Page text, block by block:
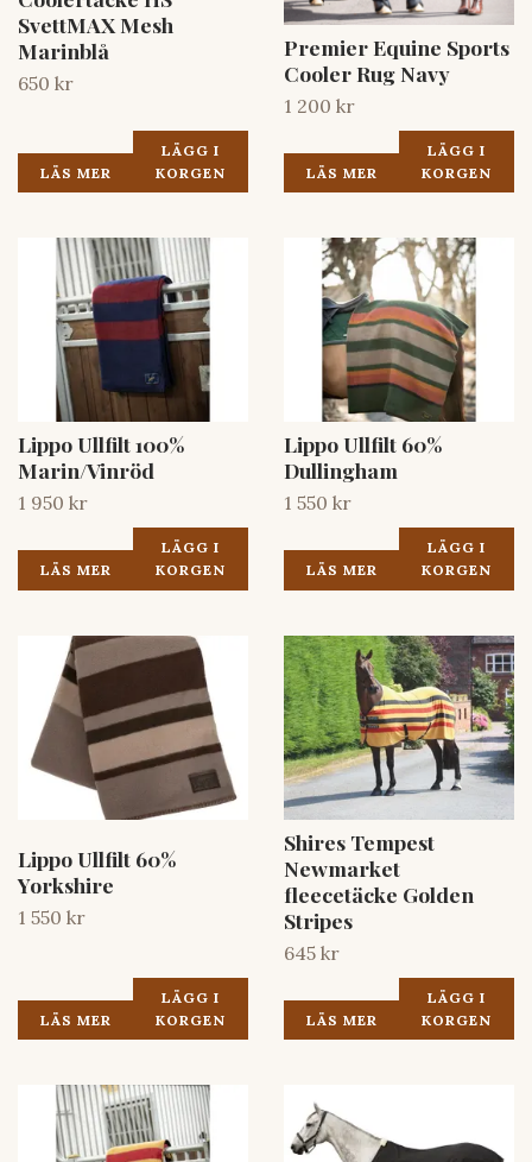
SvettMAX Mesh
Marinblå
650 kr
LÄS MER
LÄGG I
KORGEN
Premier Equine Sports
Cooler Rug Navy
1 200 kr
LÄS MER
LÄGG I
KORGEN
Lippo Ullfilt 100%
Marin/Vinröd
1 950 kr
LÄS MER
LÄGG I
KORGEN
Lippo Ullfilt 60%
Dullingham
1 550 kr
LÄS MER
LÄGG I
KORGEN
Lippo Ullfilt 60%
Yorkshire
1 550 kr
LÄS MER
LÄGG I
KORGEN
Shires Tempest
Newmarket
fleecetäcke Golden
Stripes
645 kr
LÄS MER
LÄGG I
KORGEN